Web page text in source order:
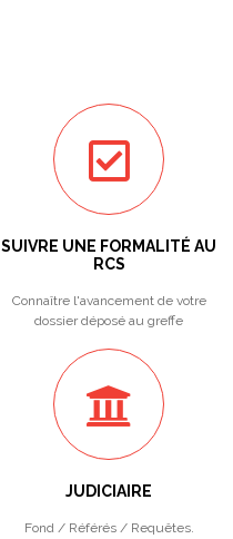
SUIVRE UNE FORMALITÉ AU
RCS
Connaître l'avancement de votre
dossier déposé au greffe
JUDICIAIRE
Fond / Référés / Requêtes.